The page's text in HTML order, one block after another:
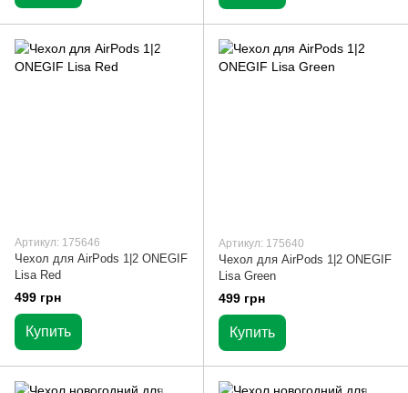
Артикул: 175646
Чехол для AirPods 1|2 ONEGIF
Lisa Red
499 грн
Купить
Артикул: 175640
Чехол для AirPods 1|2 ONEGIF
Lisa Green
499 грн
Купить